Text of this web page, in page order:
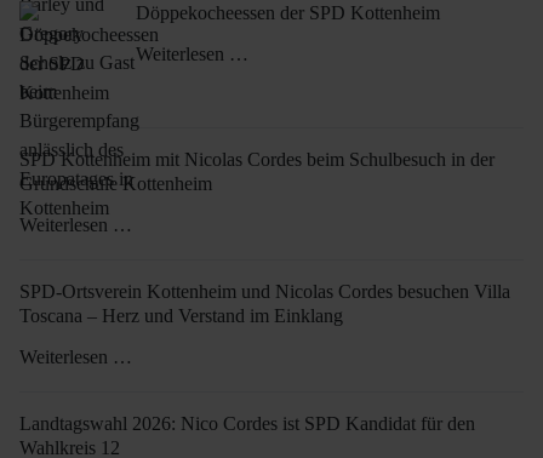
Döppekocheessen der SPD Kottenheim
Weiterlesen …
SPD Kottenheim mit Nicolas Cordes beim Schulbesuch in der
Grundschule Kottenheim
Weiterlesen …
SPD-Ortsverein Kottenheim und Nicolas Cordes besuchen Villa
Toscana – Herz und Verstand im Einklang
Weiterlesen …
Landtagswahl 2026: Nico Cordes ist SPD Kandidat für den
Wahlkreis 12